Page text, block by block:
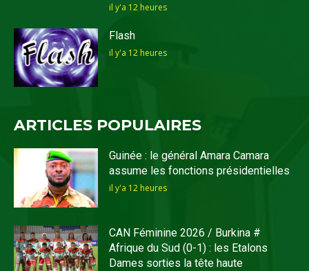
il y'a 12 heures
Flash
il y'a 12 heures
ARTICLES POPULAIRES
Guinée : le général Amara Camara
assume les fonctions présidentielles
il y'a 12 heures
CAN Féminine 2026 / Burkina #
Afrique du Sud (0-1) : les Etalons
Dames sorties la tête haute